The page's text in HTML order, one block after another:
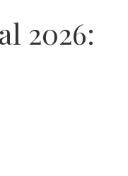
2026: